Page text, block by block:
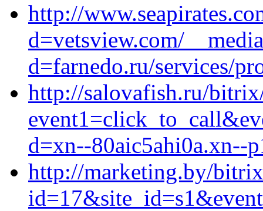
http://
d=vetsview.com/
d=farnedo.ru/services/
http://salovafish.ru/
d=xn--80aic5ahi0a.xn--
http://marketing.by/